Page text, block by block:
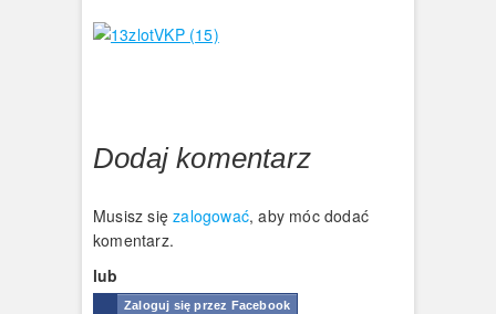
Dodaj komentarz
Musisz sięzalogować, aby móc dodać
komentarz.
lub
Zaloguj się przez Facebook